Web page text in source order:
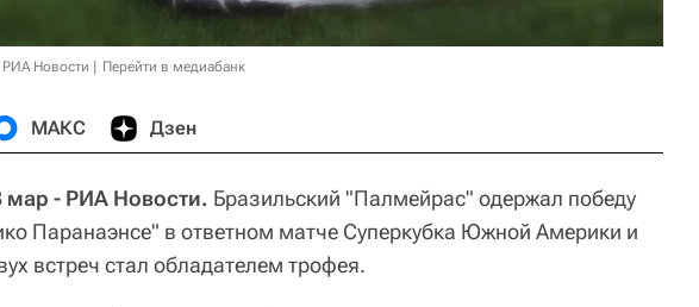
Новости Перейти в медиабанк
МАКС Дзен
- РИА Новости. Бразильский "Палмейрас" одержал победу
Паранаэнсе" в ответном матче Суперкубка Южной Америки и
встреч стал обладателем трофея.